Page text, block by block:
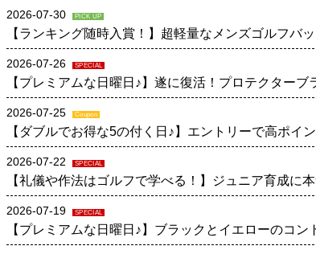
2026-07-30 PICK UP
【ランキング随時入賞！】超軽量なメンズゴルフバ
2026-07-26 SPECIAL
【プレミアムな日曜日♪】遂に復活！プロテクター
2026-07-25 Coupon
【ダブルでお得な5の付く日♪】エントリーで高ポイ
2026-07-22 SPECIAL
【礼儀や作法はゴルフで学べる！】ジュニア育成に
2026-07-19 SPECIAL
【プレミアムな日曜日♪】ブラックとイエローのコ